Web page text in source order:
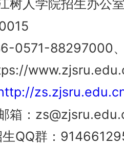
人学院招生办公
0571-88297000
：
QQ群：